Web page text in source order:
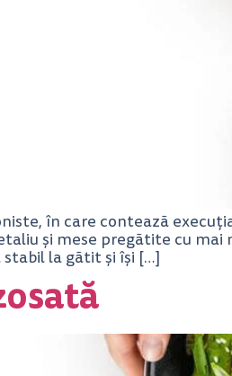
în care contează
și mese pregătite cu mai
la gătit și își […]